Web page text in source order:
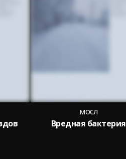
мосл
Вредная бактерия